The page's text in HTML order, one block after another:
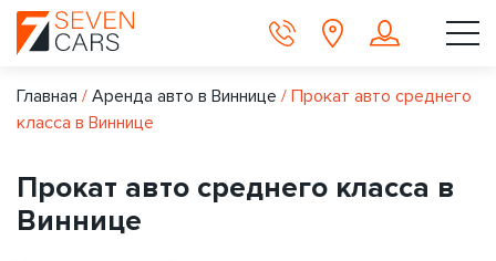
Главная / Аренда авто в Виннице / Прокат авто среднего
класса в Виннице
Прокат авто среднего класса в
Виннице